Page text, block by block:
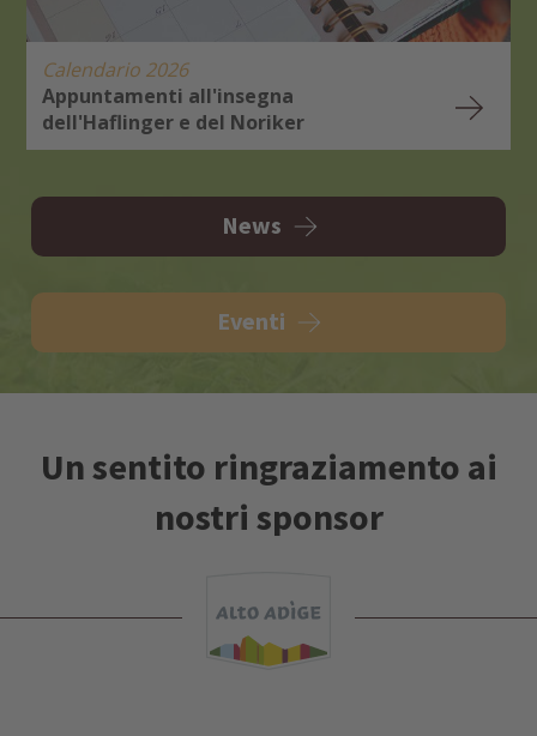
Calendario 2026
Appuntamenti all'insegna
dell'Haflinger e del Noriker
News
Eventi
Un sentito ringraziamento ai
nostri sponsor